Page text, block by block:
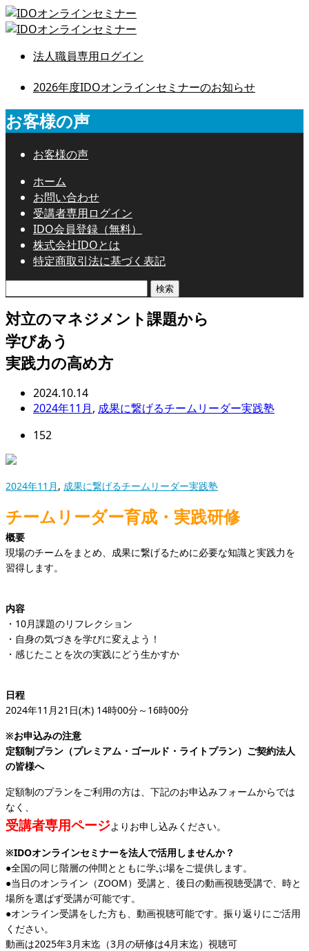
法人職員専用ログイン
2026年度IDOオンラインセミナーのお知らせ
お客様の声
お客様の声
ホーム
お問い合わせ
受講者専用ログイン
IDO会員登録（無料）
株式会社IDOとは
特定商取引法に基づく表記
対立のマネジメント課題から
学びあう
実践力の高め方
2024.10.14
2024年11月, 成果に繋げるチームリーダー実践塾
152
2024年11月 , 成果に繋げるチームリーダー実践塾
チームリーダー育成・実践研修
概要
現場のチームをまとめ、成果に繋げるために必要な知識と実践力を
習得します。
内容
・10月課題のリフレクション
・自身の気づきを学びに変えよう！
・感じたことを次の実践にどう生かすか
日程
2024年11月21日(木) 14時00分～16時00分
※お申込みの注意
定額制プラン（プレミアム・ゴールド・ライトプラン）ご契約法人
の皆様へ
定額制のプランをご利用の方は、下記のお申込みフォームからでは
なく、
受講者専用ページよりお申し込みください。
※IDOオンラインセミナーを法人で活用しませんか？
●全国の同じ階層の仲間とともに学ぶ場をご提供します。
●当日のオンライン（ZOOM）受講と、後日の動画視聴受講で、時と
場所を選ばず受講が可能です。
●オンライン受講をした方も、動画視聴可能です。振り返りにご活用
ください。
動画は2025年3月末迄（3月の研修は4月末迄）視聴可